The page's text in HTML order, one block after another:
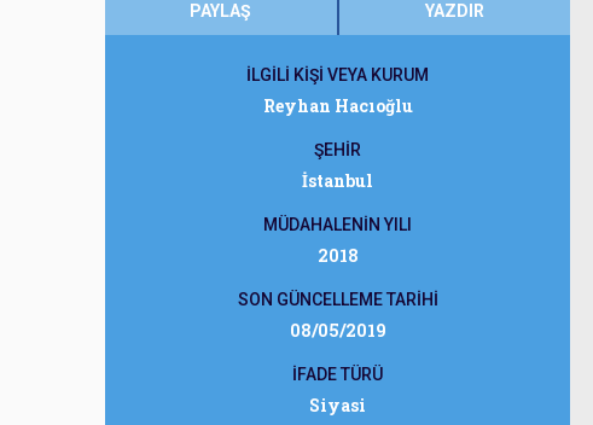
PAYLAŞ YAZDIR
İLGİLİ KİŞİ VEYA KURUM
Reyhan Hacıoğlu
ŞEHİR
İstanbul
MÜDAHALENİN YILI
2018
SON GÜNCELLEME TARİHİ
08/05/2019
İFADE TÜRÜ
Siyasi